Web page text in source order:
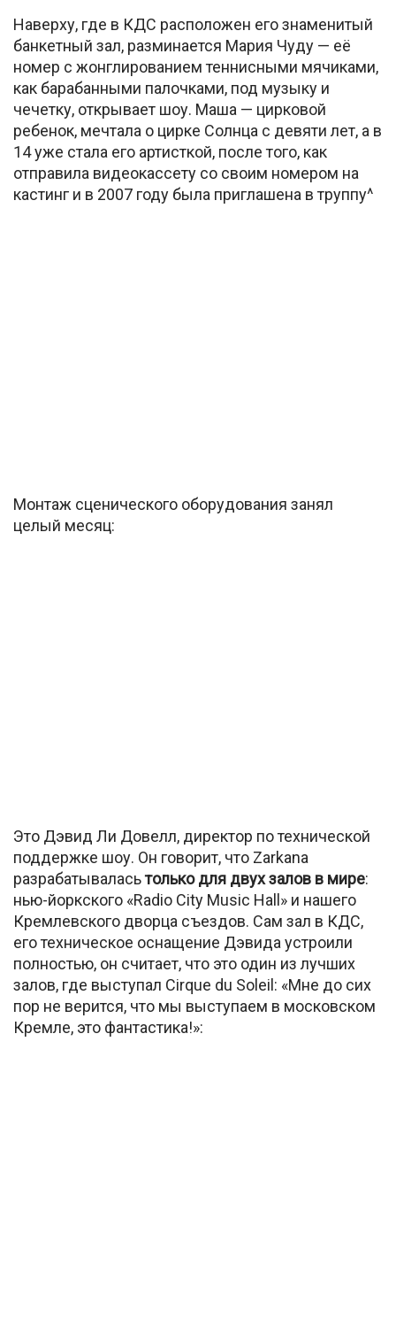
Наверху, где в КДС расположен его знаменитый
банкетный зал, разминается Мария Чуду — её
номер с жонглированием теннисными мячиками,
как барабанными палочками, под музыку и
чечетку, открывает шоу. Маша — цирковой
ребенок, мечтала о цирке Солнца с девяти лет, а в
14 уже стала его артисткой, после того, как
отправила видеокассету со своим номером на
кастинг и в 2007 году была приглашена в труппу^
Монтаж сценического оборудования занял
целый месяц:
Это Дэвид Ли Довелл, директор по технической
поддержке шоу. Он говорит, что Zarkana
разрабатываласьтолько для двух залов в мире:
нью-йоркского «Radio City Music Hall» и нашего
Кремлевского дворца съездов. Сам зал в КДС,
его техническое оснащение Дэвида устроили
полностью, он считает, что это один из лучших
залов, где выступал Cirque du Soleil: «Мне до сих
пор не верится, что мы выступаем в московском
Кремле, это фантастика!»: